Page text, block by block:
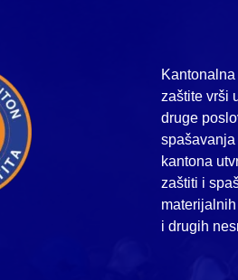
zaštite vrši
druge
kantona
zaštiti i
i drugih